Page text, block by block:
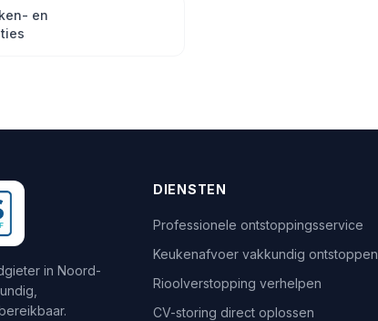
en
in Noord-
DIENSTEN
Professionele ontstoppingsservice
Keukenafvoer vakkundig ontstoppen
Rioolverstopping verhelpen
CV-storing direct oplossen